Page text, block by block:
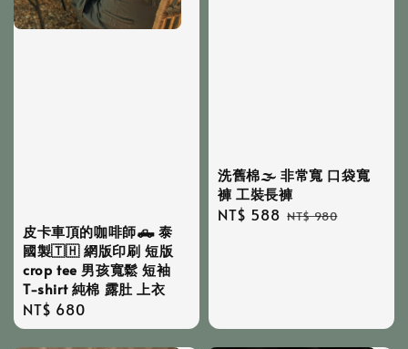
皮卡車頂的咖啡師🛻 泰
國製🇹🇭 網版印刷 短版
crop tee 男孩寬鬆 短袖
T-shirt 純棉 露肚 上衣
Regular
price
NT$ 680
洗舊棉🌫 非常寬 口袋寬
褲 工裝長褲
Sale
NT$ 588 Regular
NT$ 980